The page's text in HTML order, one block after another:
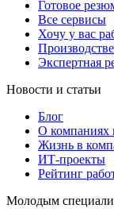
Готовое
Все сервисы
Хочу у вас
Экспертная
Новости и статьи
Блог
О компаниях
Жизнь в
ИТ-проекты
Рейтинг
Молодым